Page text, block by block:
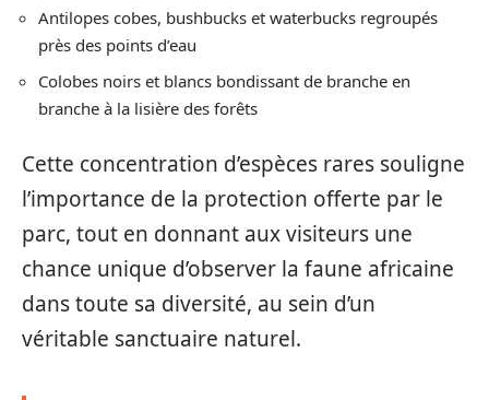
Antilopes cobes, bushbucks et waterbucks regroupés
près des points d’eau
Colobes noirs et blancs bondissant de branche en
branche à la lisière des forêts
Cette concentration d’espèces rares souligne
l’importance de la protection offerte par le
parc, tout en donnant aux visiteurs une
chance unique d’observer la faune africaine
dans toute sa diversité, au sein d’un
véritable sanctuaire naturel.